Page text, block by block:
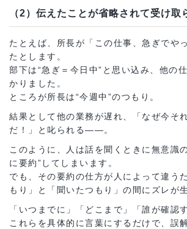
（2）伝えたことが省略されて受け取
たとえば、所長が「この仕事、急ぎでや
たとします。
部下は“急ぎ＝今日中”と思い込み、他の
かりました。
ところが所長は“今週中”のつもり。
結果として他の業務が遅れ、「なぜ今そ
だ！」と叱られる――。
このように、人は話を聞くときに無意識
に要約”してしまいます。
でも、その要約の仕方が人によって違う
もり」と「聞いたつもり」の間にズレが
「いつまでに」「どこまで」「誰が確
これらを具体的に言葉にするだけで、誤